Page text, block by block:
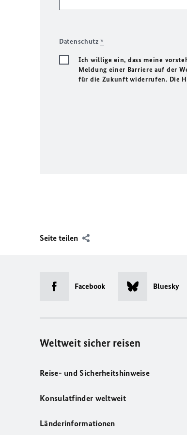
Datenschutz*
Ich willige ein, dass meine
Meldung einer Barriere auf der
für die Zukunft widerrufen. Die
Seite teilen
Facebook Bluesky
Weltweit sicher reisen
Reise- und Sicherheitshinweise
Konsulatfinder weltweit
Länderinformationen